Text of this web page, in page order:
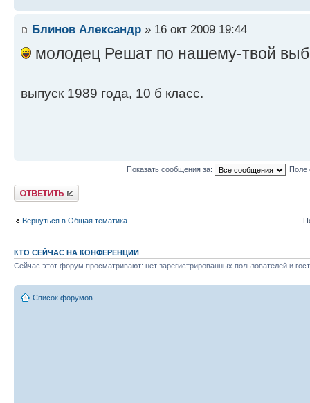
Блинов Александр » 16 окт 2009 19:44
молодец Решат по нашему-твой
выпуск 1989 года, 10 б класс.
Показать сообщения за: Поле
Ответить
Вернуться в Общая тематика
КТО СЕЙЧАС НА КОНФЕРЕНЦИИ
Сейчас этот форум просматривают: нет зарегистрированных пользователей и
Список форумов